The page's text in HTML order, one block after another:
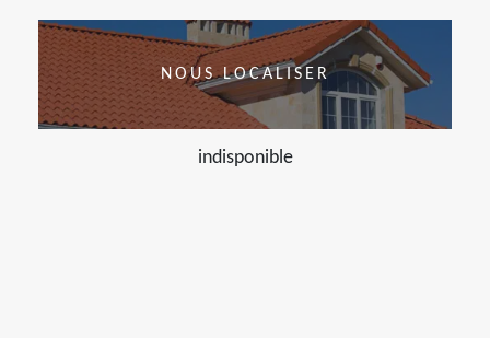
NOUS LOCALISER
indisponible